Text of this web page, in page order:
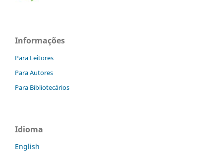
Informações
Para Leitores
Para Autores
Para Bibliotecários
Idioma
English